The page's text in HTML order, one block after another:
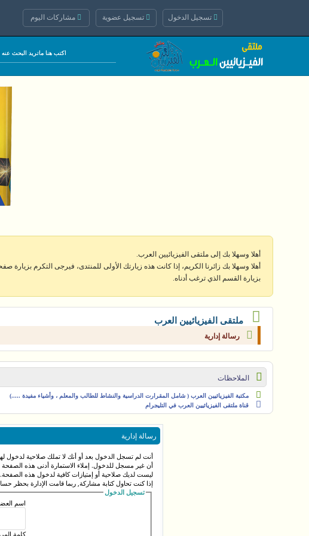
تسجيل الدخول تسجيل عضوية مشاركات اليوم
أهلا وسهلا بك إلى ملتقى الفيزيائيين العرب.
أهلا وسهلا بك زائرنا الكريم، إذا كانت هذه زيارتك الأولى للمنتدى، فيرجى التكرم بزيارة
بزيارة القسم الذي ترغب أدناه.
ملتقى الفيزيائيين العرب
رسالة إدارية
الملاحظات
مكتبة الفيزيائيين العرب ( شامل المقرارت الدراسية والنشاط للطالب والمعلم ، وأشياء مفيدة .....)
قناة ملتقى الفيزيائيين العرب في التليجرام
رسالة إدارية
أنت لم تسجل الدخول بعد أو أنك لا تملك صلاحية لدخول
أن غير مسجل للدخول. إملاء الاستمارة أدنى هذه
ليست لديك صلاحية أو إمتيازات كافية لدخول هذه
إذا كنت تحاول كتابة مشاركة, ربما قامت الإدارة بحظر
تسجيل الدخول
اسم
كلمة